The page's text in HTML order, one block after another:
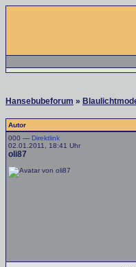
Hansebubeforum »
Autor
000 — Direktlink
02.01.2011, 18:41 Uhr
oli87